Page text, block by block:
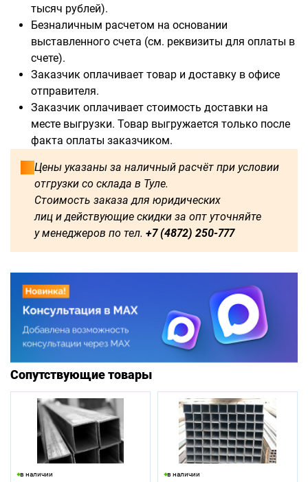
тысяч рублей).
Безналичным расчетом на основании
выставленного счета (см. реквизиты для оплаты в
счете).
Заказчик оплачивает товар и доставку в офисе
отправителя.
Заказчик оплачивает стоимость доставки на
месте выгрузки. Товар выгружается только после
факта оплаты заказчиком.
Цены указаны за наличный расчёт при условии
отгрузки со склада в Туле.
Стоимость заказа для юридических
лиц и действующие скидки за опт уточняйте
у менеджеров по тел. +7 (4872) 250-777
В наличии:
2000 6000
Доступны для заказа:
750 1250 1500 1600
1750 1800 2250 2500
2750 3250 3500
4000 4250 4500 4750
5000 5250 5500 5750
Сопутствующие товары
в наличии в наличии